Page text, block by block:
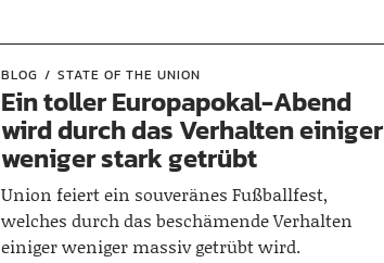
BLOG STATE OF THE UNION
Ein toller Europapokal-Abend
wird durch das Verhalten einiger
weniger stark getrübt
Union feiert ein souveränes Fußballfest,
welches durch das beschämende Verhalten
einiger weniger massiv getrübt wird.